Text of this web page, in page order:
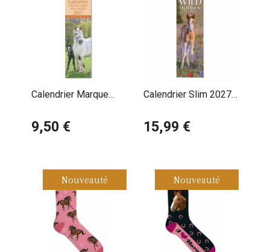
Calendrier Marque
9,50 €
Calendrier Slim 2027
15,99 €
Nouveauté Nouveauté